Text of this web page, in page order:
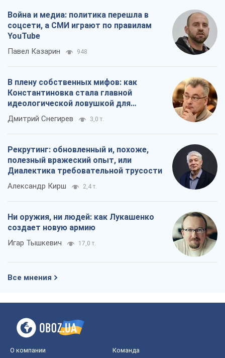
Война и медиа: политика перешла в
соцсети, а СМИ играют по правилам
YouTube
Павел Казарин 948
В плену собственных мифов: как
Константиновка стала главной
идеологической ловушкой для
российских оккупантов
Дмитрий Снегирев 3,0 т.
Рекрутинг: обновленный и, похоже,
полезный вражеский опыт, или
Диалектика требовательной трусости
Александр Кирш 2,4 т.
Ни оружия, ни людей: как Лукашенко
создает новую армию
Игар Тышкевич 17,0 т.
Все мнения
О компании Команда